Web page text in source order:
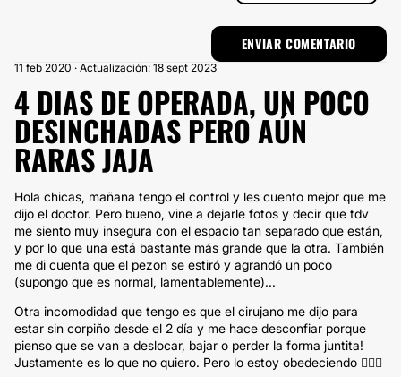
11 feb 2020 · Actualización: 18 sept 2023
4 DIAS DE OPERADA, UN POCO
DESINCHADAS PERO AÚN
RARAS JAJA
Hola chicas, mañana tengo el control y les cuento mejor que me
dijo el doctor. Pero bueno, vine a dejarle fotos y decir que tdv
me siento muy insegura con el espacio tan separado que están,
y por lo que una está bastante más grande que la otra. También
me di cuenta que el pezon se estiró y agrandó un poco
(supongo que es normal, lamentablemente)...
Otra incomodidad que tengo es que el cirujano me dijo para
estar sin corpiño desde el 2 día y me hace desconfiar porque
pienso que se van a deslocar, bajar o perder la forma juntita!
Justamente es lo que no quiero. Pero lo estoy obedeciendo 🤷🏻‍♀️